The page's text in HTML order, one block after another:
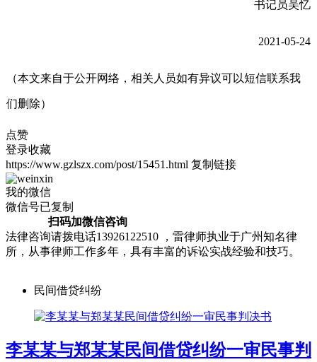
书记员吴忆
2021-05-24
（本文来自于公开网络，相关人员如有异议可以短信联系我
们删除）
点赞
登录收藏
https://www.gzlszx.com/post/15451.html 复制链接
我的微信
微信号已复制
扫码加微信咨询
法律咨询请拨电话13926122510 ，雷律师执业于广州知名律
所，从事律师工作多年，具有丰富的诉讼实战经验和技巧。
民间借贷纠纷
李某某与郑某某民间借贷纠纷一审民事判